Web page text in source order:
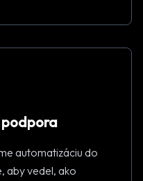
podpora
automatizáciu do
aby vedel, ako